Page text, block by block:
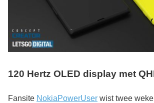
120 Hertz OLED display met
Fansite NokiaPowerUser wist twee